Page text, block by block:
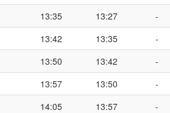
13:35 13:27 -
13:42 13:35 -
13:50 13:42 -
13:57 13:50 -
14:05 13:57 -